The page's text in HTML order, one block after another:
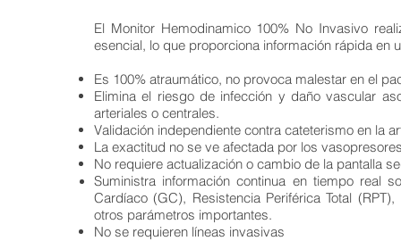
El Monitor Hemodinamico 100% No Invasivo
esencial, lo que proporciona información rápida en
Es 100% atraumático, no provoca malestar en el
Elimina el riesgo de infección y daño vascular
arteriales o centrales.
Validación independiente contra cateterismo en la
La exactitud no se ve afectada por los
No requiere actualización o cambio de la pantalla
Suministra información continua en tiempo real
Cardíaco (GC), Resistencia Periférica Total
otros parámetros importantes.
No se requieren líneas invasivas